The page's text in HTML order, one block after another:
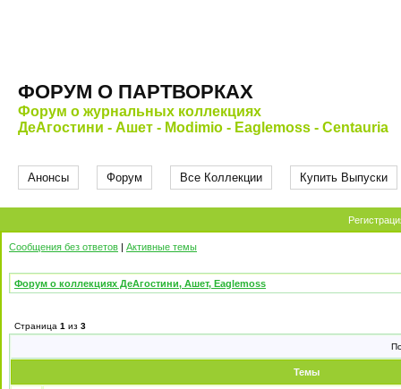
ФОРУМ О ПАРТВОРКАХ
Форум о журнальных коллекциях
ДеАгостини - Ашет - Modimio - Eaglemoss - Centauria
Анонсы Форум Все Коллекции Купить Выпуски
Сообщения без ответов | Активные темы
Форум о коллекциях ДеАгостини, Ашет, Eaglemoss
Страница 1 из 3
Темы